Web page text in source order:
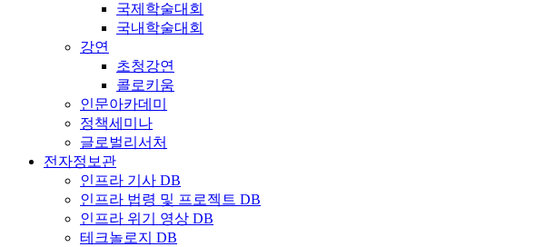
국제학술대회
국내학술대회
강연
초청강연
콜로키움
인문아카데미
정책세미나
글로벌리서처
전자정보관
인프라 기사 DB
인프라 법령 및 프로젝트 DB
인프라 위기 영상 DB
테크놀로지 DB